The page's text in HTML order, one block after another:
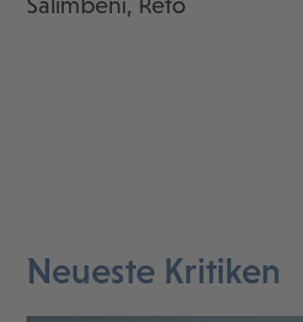
Neueste Kritiken